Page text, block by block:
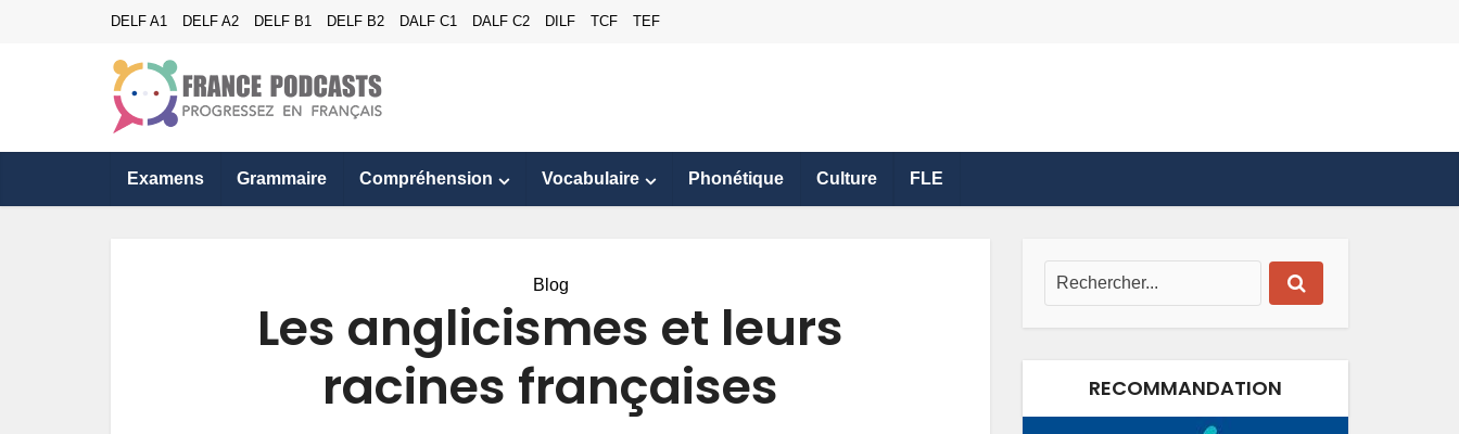
DELF A1 DELF A2 DELF B1 DELF B2 DALF C1 DALF C2 DILF TCF TEF
Examens Grammaire Compréhension Vocabulaire Phonétique Culture FLE
Blog
Les anglicismes et leurs
racines françaises
RECOMMANDATION